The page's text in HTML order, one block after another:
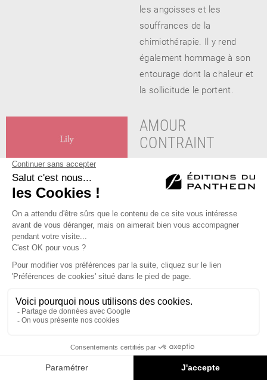
les angoisses et les
souffrances de la
chimiothérapie. Il y rend
également hommage à son
entourage dont la chaleur et
la sollicitude le portent.
AMOUR
CONTRAINT
plus forte que celle qui n’est
épreuve aura changé ma vie
à jamais. Je ne commettrai
Alors qu’elle a tout pour être
entourage bienveillant, une
son existence. Dans ce
témoignage, elle nous livre